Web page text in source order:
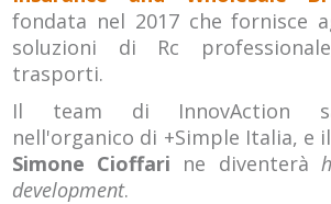
fondata nel 2017 che fornisce
soluzioni di Rc
trasporti.
Il team di InnovAction
nell'organico di +Simple Italia, e
Simone Cioffari ne diventerà
development.